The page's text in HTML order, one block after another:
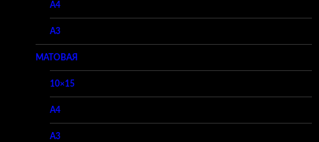
A4
A3
МАТОВАЯ
10×15
A4
A3